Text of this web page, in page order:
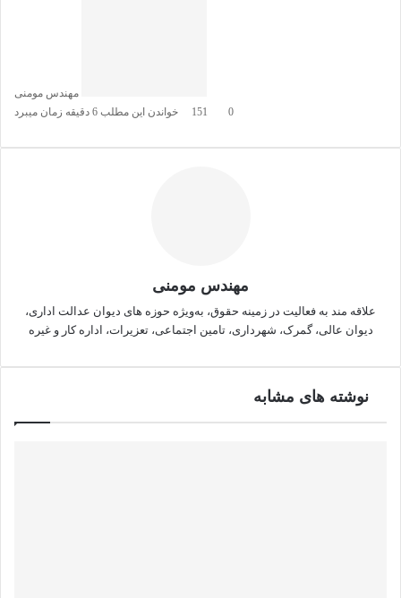
مهندس مومنی
0
خواندن این مطلب 6 دقیقه زمان میبرد
مهندس مومنی
علاقه مند به فعالیت در زمینه حقوق، به‌ویژه حوزه های دیوان عدالت اداری،
دیوان عالی، گمرک، شهرداری، تامین اجتماعی، تعزیرات، اداره کار و غیره
نوشته های مشابه